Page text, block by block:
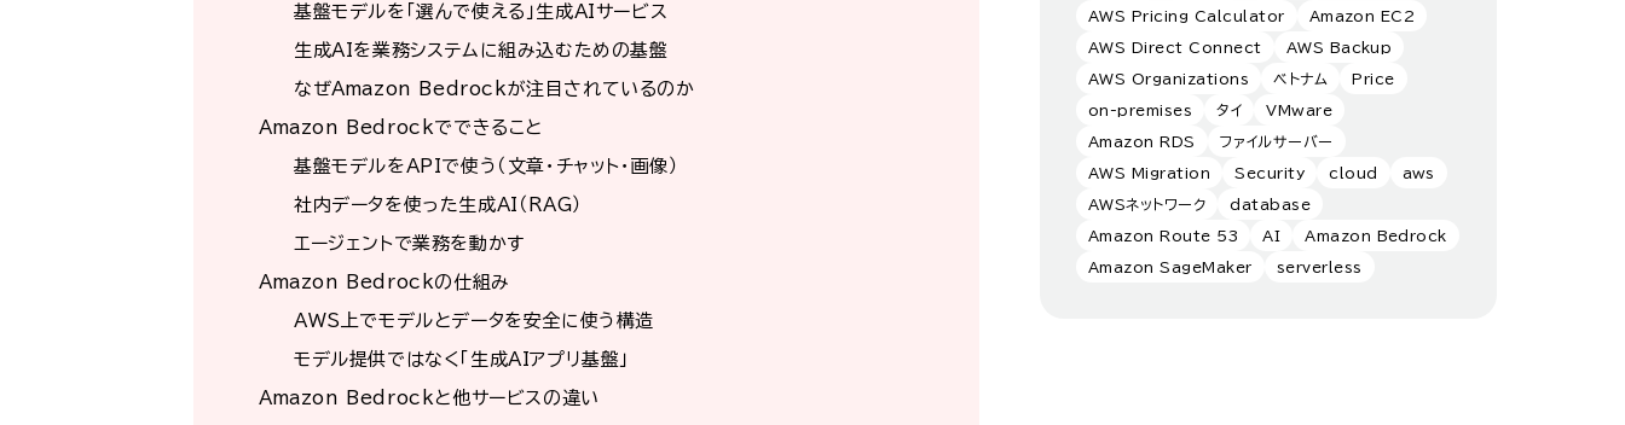
基盤モデルを「選んで使える」生成AIサービス
生成AIを業務システムに組み込むための基盤
なぜAmazon Bedrockが注目されているのか
Amazon Bedrockでできること
基盤モデルをAPIで使う（文章・チャット・画像）
社内データを使った生成AI（RAG）
エージェントで業務を動かす
Amazon Bedrockの仕組み
AWS上でモデルとデータを安全に使う構造
モデル提供ではなく「生成AIアプリ基盤」
Amazon Bedrockと他サービスの違い
AWS Pricing Calculator Amazon EC2
AWS Direct Connect AWS Backup
AWS Organizations ベトナム Price
on-premises タイ VMware
Amazon RDS ファイルサーバー
AWS Migration Security cloud aws
AWSネットワーク database
Amazon Route 53 AI Amazon Bedrock
Amazon SageMaker serverless